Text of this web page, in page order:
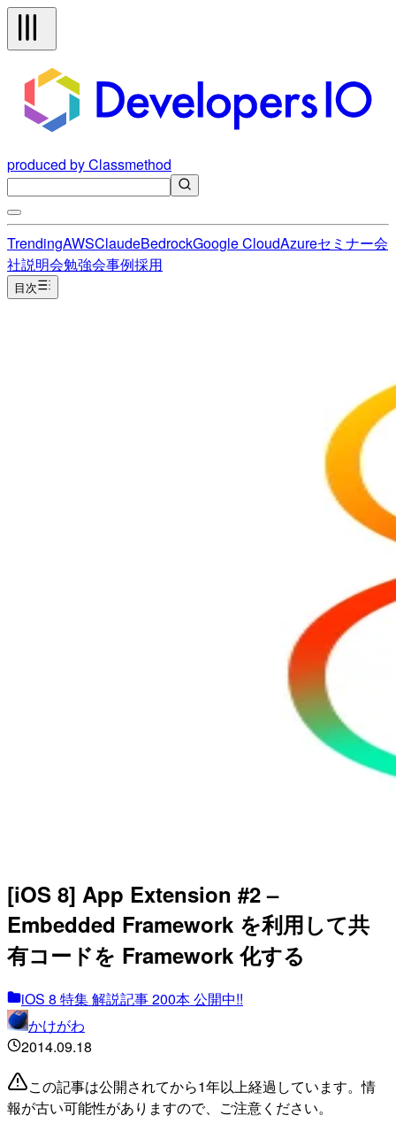
produced by Classmethod
TrendingAWSClaudeBedrockGoogle CloudAzureセミナー会
社説明会勉強会事例採用
目次
[iOS 8] App Extension #2 –
Embedded Framework を利用して共
有コードを Framework 化する
iOS 8 特集 解説記事 200本 公開中!!
かけがわ
2014.09.18
この記事は公開されてから1年以上経過しています。情
報が古い可能性がありますので、ご注意ください。